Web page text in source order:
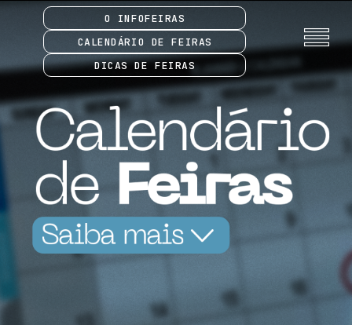
O INFOFEIRAS
CALENDÁRIO DE FEIRAS
DICAS DE FEIRAS